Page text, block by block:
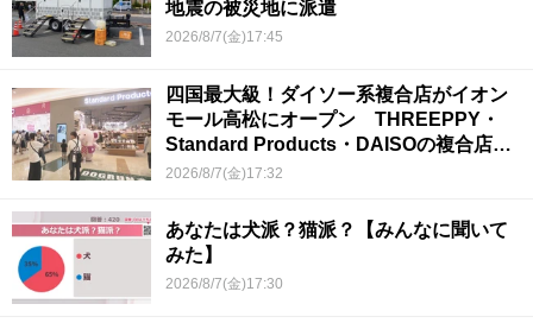
地震の被災地に派遣
2026/8/7(金)17:45
四国最大級！ダイソー系複合店がイオン
モール高松にオープン THREEPPY・
Standard Products・DAISOの複合店は
香川県初
2026/8/7(金)17:32
あなたは犬派？猫派？【みんなに聞いて
みた】
2026/8/7(金)17:30